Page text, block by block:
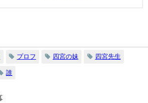
プロフ 四宮の妹 四宮先生
誰